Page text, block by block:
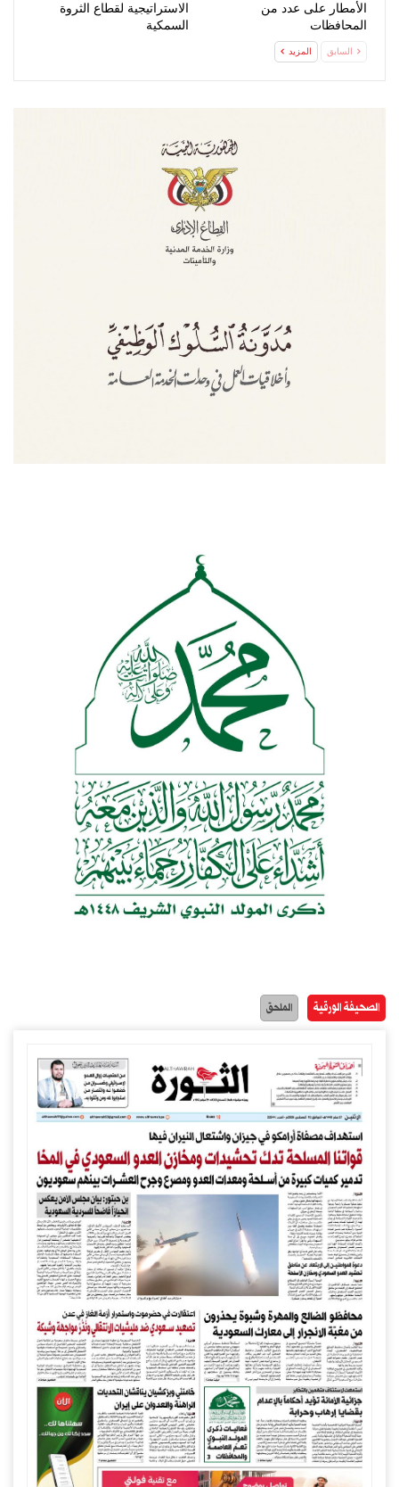
الأمطار على عدد من
المحافظات
الاستراتيجية لقطاع الثروة
السمكية
السابق المزيد
الصحيفة الورقية الملحق